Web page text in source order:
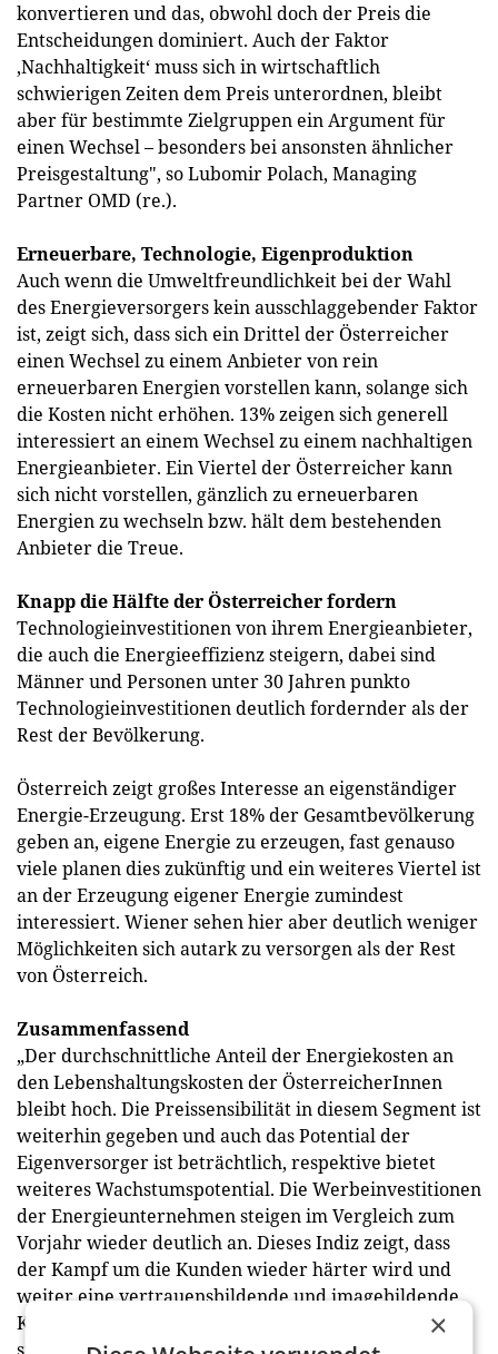
konvertieren und das, obwohl doch der Preis die
Entscheidungen dominiert. Auch der Faktor
‚Nachhaltigkeit‘ muss sich in wirtschaftlich
schwierigen Zeiten dem Preis unterordnen, bleibt
aber für bestimmte Zielgruppen ein Argument für
einen Wechsel – besonders bei ansonsten ähnlicher
Preisgestaltung", so Lubomir Polach, Managing
Partner OMD (re.).
Erneuerbare, Technologie, Eigenproduktion
Auch wenn die Umweltfreundlichkeit bei der Wahl
des Energieversorgers kein ausschlaggebender Faktor
ist, zeigt sich, dass sich ein Drittel der Österreicher
einen Wechsel zu einem Anbieter von rein
erneuerbaren Energien vorstellen kann, solange sich
die Kosten nicht erhöhen. 13% zeigen sich generell
interessiert an einem Wechsel zu einem nachhaltigen
Energieanbieter. Ein Viertel der Österreicher kann
sich nicht vorstellen, gänzlich zu erneuerbaren
Energien zu wechseln bzw. hält dem bestehenden
Anbieter die Treue.
Knapp die Hälfte der Österreicher fordern
Technologieinvestitionen von ihrem Energieanbieter,
die auch die Energieeffizienz steigern, dabei sind
Männer und Personen unter 30 Jahren punkto
Technologieinvestitionen deutlich fordernder als der
Rest der Bevölkerung.
Österreich zeigt großes Interesse an eigenständiger
Energie-Erzeugung. Erst 18% der Gesamtbevölkerung
geben an, eigene Energie zu erzeugen, fast genauso
viele planen dies zukünftig und ein weiteres Viertel ist
an der Erzeugung eigener Energie zumindest
interessiert. Wiener sehen hier aber deutlich weniger
Möglichkeiten sich autark zu versorgen als der Rest
von Österreich.
Zusammenfassend
„Der durchschnittliche Anteil der Energiekosten an
den Lebenshaltungskosten der ÖsterreicherInnen
bleibt hoch. Die Preissensibilität in diesem Segment ist
weiterhin gegeben und auch das Potential der
Eigenversorger ist beträchtlich, respektive bietet
weiteres Wachstumspotential. Die Werbeinvestitionen
der Energieunternehmen steigen im Vergleich zum
Vorjahr wieder deutlich an. Dieses Indiz zeigt, dass
der Kampf um die Kunden wieder härter wird und
weiter eine vertrauensbildende und imagebildende
Kommunikation erforderlich ist. Zusätzlich müssen
×